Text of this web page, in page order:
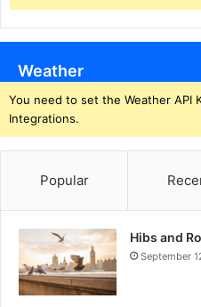
Weather
You need to set the Weather API
Integrations.
Popular
Hibs and
September